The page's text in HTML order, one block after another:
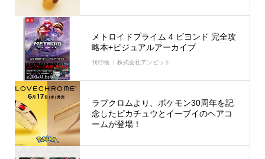
メトロイドプライム 4 ビヨンド 完全攻
略本+ビジュアルアーカイブ
刊行物 株式会社アンビット
ラブクロムより、ポケモン30周年を記
念したピカチュウとイーブイのヘアコ
ームが登場！